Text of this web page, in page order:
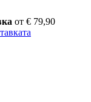
от € 79,90